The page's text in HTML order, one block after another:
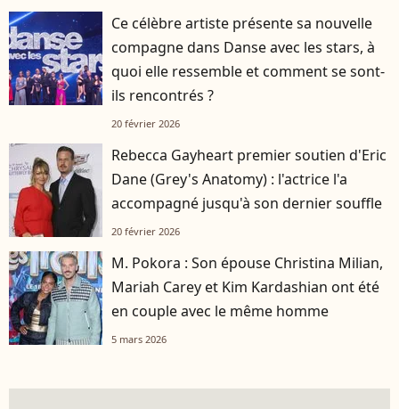
Ce célèbre artiste présente sa nouvelle
compagne dans Danse avec les stars, à
quoi elle ressemble et comment se sont-
ils rencontrés ?
20 février 2026
Rebecca Gayheart premier soutien d'Eric
Dane (Grey's Anatomy) : l'actrice l'a
accompagné jusqu'à son dernier souffle
20 février 2026
M. Pokora : Son épouse Christina Milian,
Mariah Carey et Kim Kardashian ont été
en couple avec le même homme
5 mars 2026